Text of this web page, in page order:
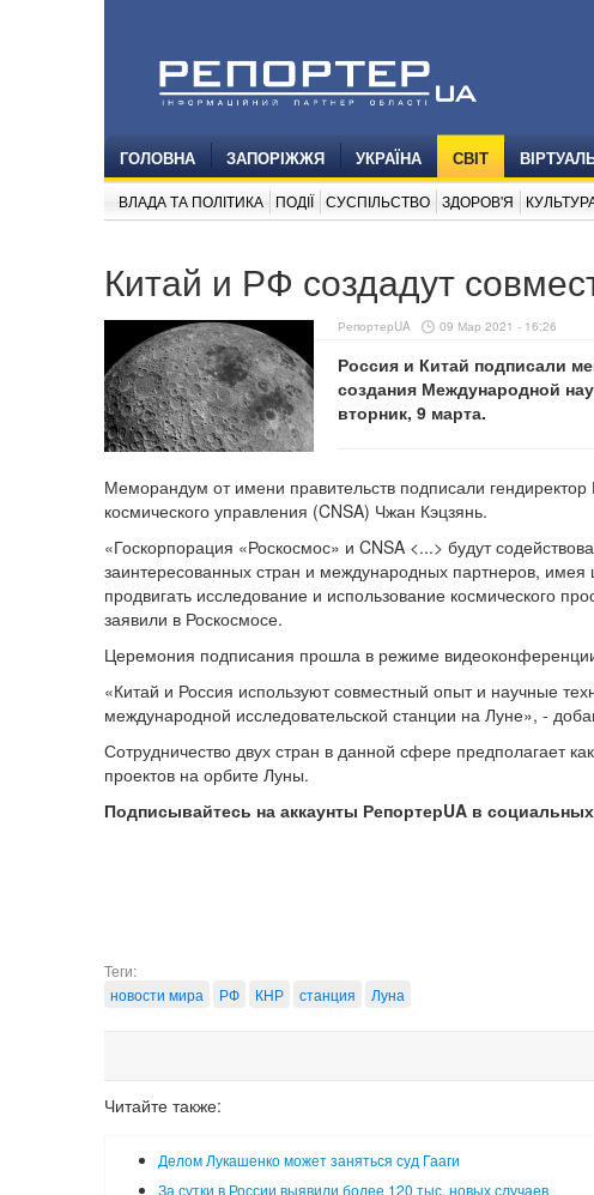
ГОЛОВНА ЗАПОРІЖЖЯ УКРАЇНА СВІТ
ВЛАДА ТА ПОЛІТИКА ПОДІЇ СУСПІЛЬСТВО ЗДОРОВ'Я
Китай и РФ создадут
РепортерUA 09 Мар 2021 - 16:26
Россия и Китай подписали
создания Международной
вторник, 9 марта.
Меморандум от имени правительств подписали
космического управления (CNSA) Чжан Кэцзянь.
«Госкорпорация «Роскосмос» и CNSA <...> будут
заинтересованных стран и международных партнеров, имея
продвигать исследование и использование космического
заявили в Роскосмосе.
Церемония подписания прошла в режиме
«Китай и Россия используют совместный опыт и научные
международной исследовательской станции на Луне», -
Сотрудничество двух стран в данной сфере предполагает
проектов на орбите Луны.
Подписывайтесь на аккаунты РепортерUA в
Теги:
новости мира
РФ КНР станция Луна
Читайте также:
Делом Лукашенко может заняться суд Гааги
За сутки в России выявили более 120 тыс. новых случаев